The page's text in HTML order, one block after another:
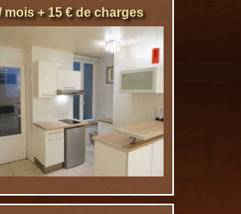
mois + 15 € de charges